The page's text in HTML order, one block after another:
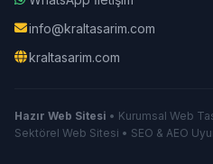
info@kraltasarim.com
kraltasarim.com
Hazır Web Sitesi • Kurumsal Web
Sektörel Web Sitesi • SEO & AEO